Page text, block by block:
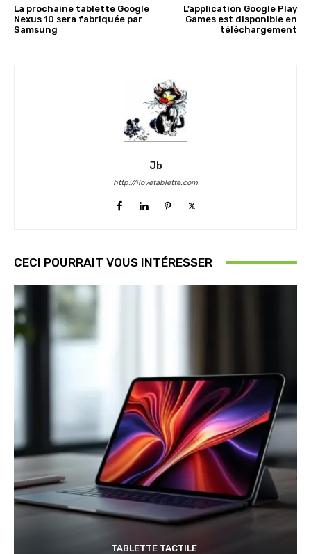
La prochaine tablette Google
Nexus 10 sera fabriquée par
Samsung
L’application Google Play
Games est disponible en
téléchargement
Jb
http://ilovetablette.com
CECI POURRAIT VOUS INTÉRESSER
TABLETTE TACTILE